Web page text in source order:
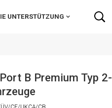
UNTERSTÜTZUNG
B Premium Typ 2-